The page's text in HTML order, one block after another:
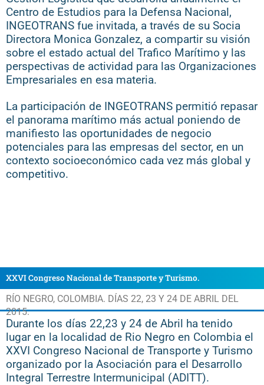
Centro de Estudios para la Defensa Nacional,
INGEOTRANS fue invitada, a través de su Socia
Directora Monica Gonzalez, a compartir su visión
sobre el estado actual del Trafico Marítimo y las
perspectivas de actividad para las Organizaciones
Empresariales en esa materia.
La participación de INGEOTRANS permitió repasar
el panorama marítimo más actual poniendo de
manifiesto las oportunidades de negocio
potenciales para las empresas del sector, en un
contexto socioeconómico cada vez más global y
competitivo.
XXVI Congreso Nacional de Transporte y Turismo.
RÍO NEGRO, COLOMBIA. DÍAS 22, 23 Y 24 DE ABRIL DEL
2015.
Durante los días 22,23 y 24 de Abril ha tenido
lugar en la localidad de Rio Negro en Colombia el
XXVI Congreso Nacional de Transporte y Turismo
organizado por la Asociación para el Desarrollo
Integral Terrestre Intermunicipal (ADITT).